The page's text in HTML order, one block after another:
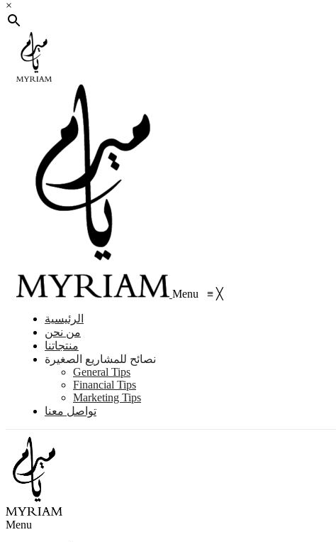
×
Menu ≡ ╳
الرئيسية
من نحن
منتجاتنا
نصائح للمشاريع الصغيرة
General Tips
Financial Tips
Marketing Tips
تواصل معنا
Menu